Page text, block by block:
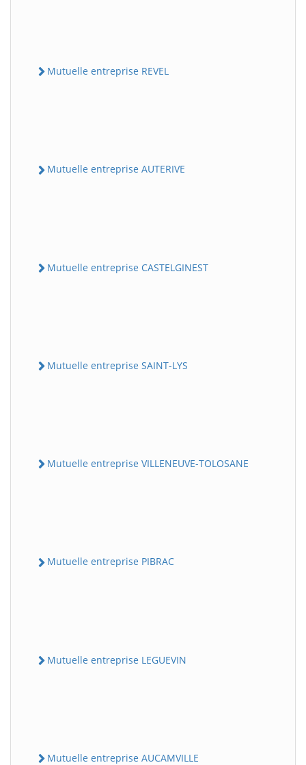
Mutuelle entreprise REVEL
Mutuelle entreprise AUTERIVE
Mutuelle entreprise CASTELGINEST
Mutuelle entreprise SAINT-LYS
Mutuelle entreprise VILLENEUVE-TOLOSANE
Mutuelle entreprise PIBRAC
Mutuelle entreprise LEGUEVIN
Mutuelle entreprise AUCAMVILLE